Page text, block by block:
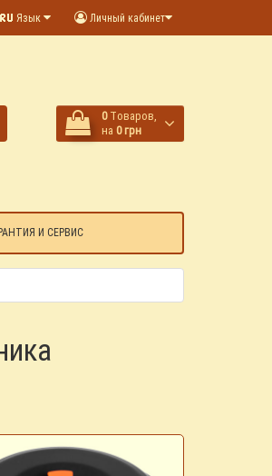
Личный кабинет
Язык
0 Tоваров,
на 0 грн
И СЕРВИС